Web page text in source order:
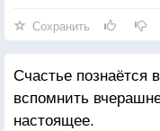
окажешься у моря, и
боль
Сохранить
Счастье познаётся
вспомнить
настоящее.